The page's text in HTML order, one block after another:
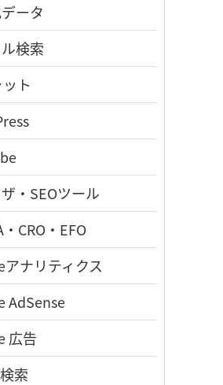
ータ
検索
ト
・SEOツール
CRO・EFO
アナリティクス
AdSense
広告
索